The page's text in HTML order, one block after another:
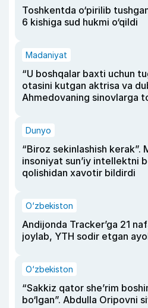
Toshkentda o‘pirilib
6 kishiga sud hukmi o‘qildi
Madaniyat
“U boshqalar baxti uchun
otasini kutgan aktrisa va
Ahmedovaning sinovlarga
Dunyo
“Biroz sekinlashish kerak”.
insoniyat sun’iy intellektni
qolishidan xavotir bildirdi
O‘zbekiston
Andijonda Tracker’ga 21
joylab, YTH sodir etgan
O‘zbekiston
“Sakkiz qator she’rim
bo‘lgan”. Abdulla Oripovni